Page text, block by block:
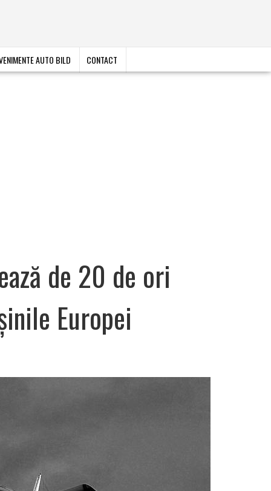
AUTO BILD CONTACT
de 20 de ori
Europei